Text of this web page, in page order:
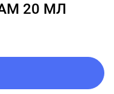
20 МЛ